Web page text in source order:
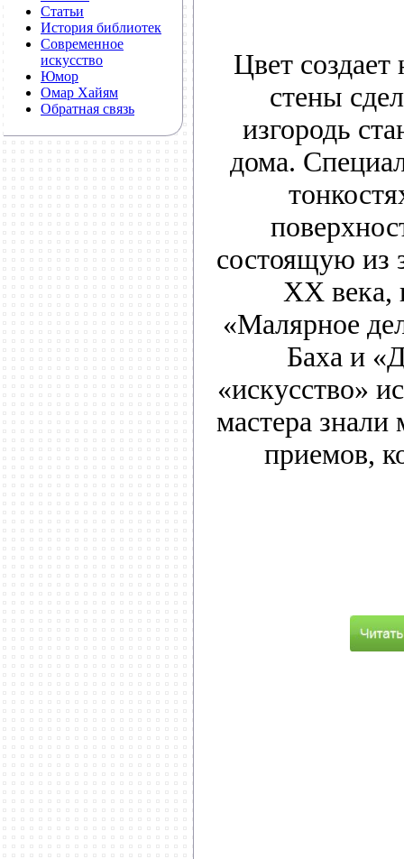
Статьи
История библиотек
Современное
искусство
Юмор
Омар Хайям
Обратная связь
Цвет
стены
изгородь
дома.
состоящую из
ХХ века,
«Малярное
Баха и
«искусство»
мастера знали
приемов,